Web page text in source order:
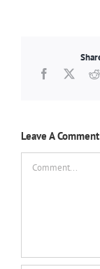
Facebook
X
Leave A Comment